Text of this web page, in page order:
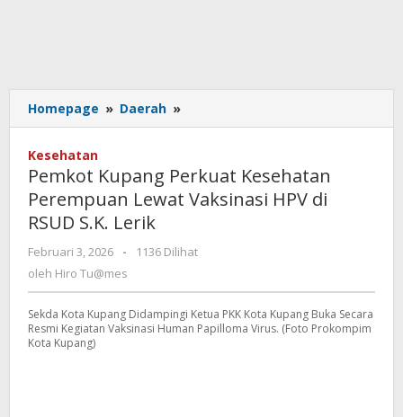
Homepage » Daerah »
Kupang
Perempuan
Lewat
di
S.K.
Lerik
Kesehatan
Pemkot Kupang Perkuat Kesehatan
Perempuan Lewat Vaksinasi HPV di
RSUD S.K. Lerik
Februari 3, 2026
oleh
-
1136 Dilihat
oleh Hiro Tu@mes
Sekda Kota Kupang Didampingi Ketua PKK Kota Kupang Buka Secara
Resmi Kegiatan Vaksinasi Human Papilloma Virus. (Foto Prokompim
Kota Kupang)